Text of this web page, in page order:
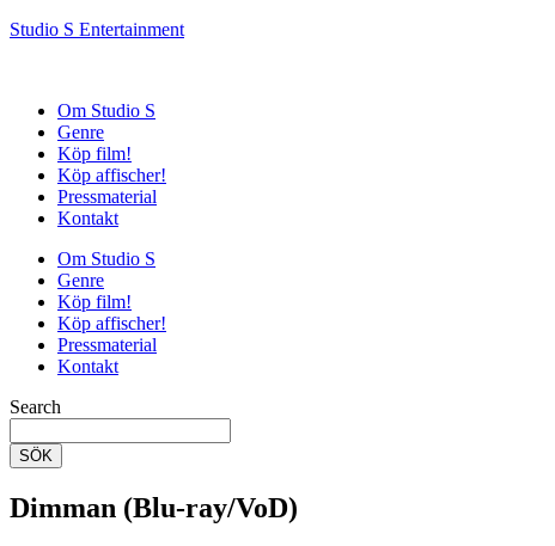
Studio S Entertainment
Om Studio S
Genre
Köp film!
Köp affischer!
Pressmaterial
Kontakt
Om Studio S
Genre
Köp film!
Köp affischer!
Pressmaterial
Kontakt
Search
SÖK
Dimman (Blu-ray/VoD)